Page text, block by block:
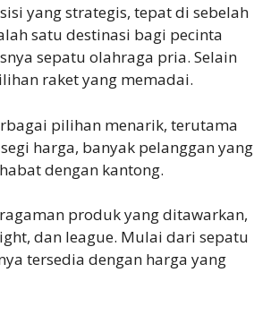
yang strategis, tepat di sebelah
satu destinasi bagi pecinta
sepatu olahraga pria. Selain
raket yang memadai.
pilihan menarik, terutama
harga, banyak pelanggan yang
dengan kantong.
produk yang ditawarkan,
dan league. Mulai dari sepatu
tersedia dengan harga yang